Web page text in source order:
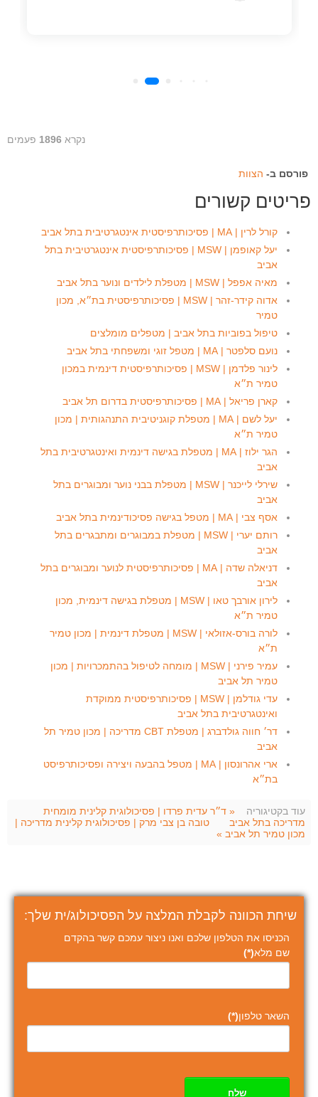
נקרא 1896 פעמים
פורסם ב- הצוות
פריטים קשורים
קורל לרין | MA | פסיכותרפיסטית אינטגרטיבית בתל אביב
יעל קאופמן | MSW | פסיכותרפיסטית אינטגרטיבית בתל
אביב
מאיה אפפל | MSW | מטפלת לילדים ונוער בתל אביב
אדוה קידר-זהר | MSW | פסיכותרפיסטית בת״א, מכון
טמיר
טיפול בפוביות בתל אביב | מטפלים מומלצים
נועם סלפטר | MA | מטפל זוגי ומשפחתי בתל אביב
לינור פלדמן | MSW | פסיכותרפיסטית דינמית במכון
טמיר ת״א
קארן פריאל | MA | פסיכותרפיסטית בדרום תל אביב
יעל לשם | MA | מטפלת קוגניטיבית התנהגותית | מכון
טמיר ת״א
הגר ילוז | MA | מטפלת בגישה דינמית ואינטגרטיבית בתל
אביב
שירלי לייכנר | MSW | מטפלת בבני נוער ומבוגרים בתל
אביב
אסף צבי | MA | מטפל בגישה פסיכודינמית בתל אביב
רותם יערי | MSW | מטפלת במבוגרים ומתבגרים בתל
אביב
דניאלה שדה | MA | פסיכותרפיסטית לנוער ומבוגרים בתל
אביב
לירון אורבך טאו | MSW | מטפלת בגישה דינמית, מכון
טמיר ת״א
לורה בורס-אזולאי | MSW | מטפלת דינמית | מכון טמיר
ת״א
עמיר פירני | MSW | מומחה לטיפול בהתמכרויות | מכון
טמיר תל אביב
עדי גודלמן | MSW | פסיכותרפיסטית ממוקדת
ואינטגרטיבית בתל אביב
דר׳ חווה גולדברג | מטפלת CBT מדריכה | מכון טמיר תל
אביב
ארי אהרונסון | MA | מטפל בהבעה ויצירה ופסיכותרפיסט
בת״א
עוד בקטיגוריה
« ד״ר עדית פרדו | פסיכולוגית קלינית מומחית
מדריכה בתל אביב
טובה בן צבי מרק | פסיכולוגית קלינית מדריכה |
מכון טמיר תל אביב »
שיחת הכוונה לקבלת המלצה על הפסיכולוג/ית שלך:
הכניסו את הטלפון שלכם ואנו ניצור עמכם קשר בהקדם
שם מלא(*)
השאר טלפון(*)
שלח